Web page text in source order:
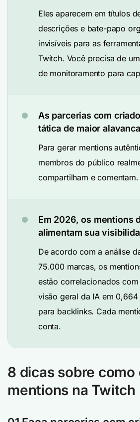
Eles aparecem em títulos
descrições e bate-papo
invisíveis para as
Twitch. Você precisa de
de monitoramento para
As parcerias com
tática de maior
Para gerar mentions
membros do público
compartilham e comentam.
Em 2026, os mentions
alimentam sua
De acordo com a análise
75.000 marcas, os
estão correlacionados
visão geral da IA em 0,664
para backlinks. Cada
conta.
8 dicas sobre como
mentions na Twitch